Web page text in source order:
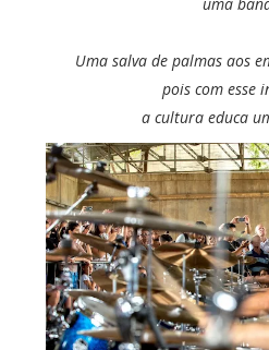
Uma salva de palmas aos
pois com esse
a cultura educa